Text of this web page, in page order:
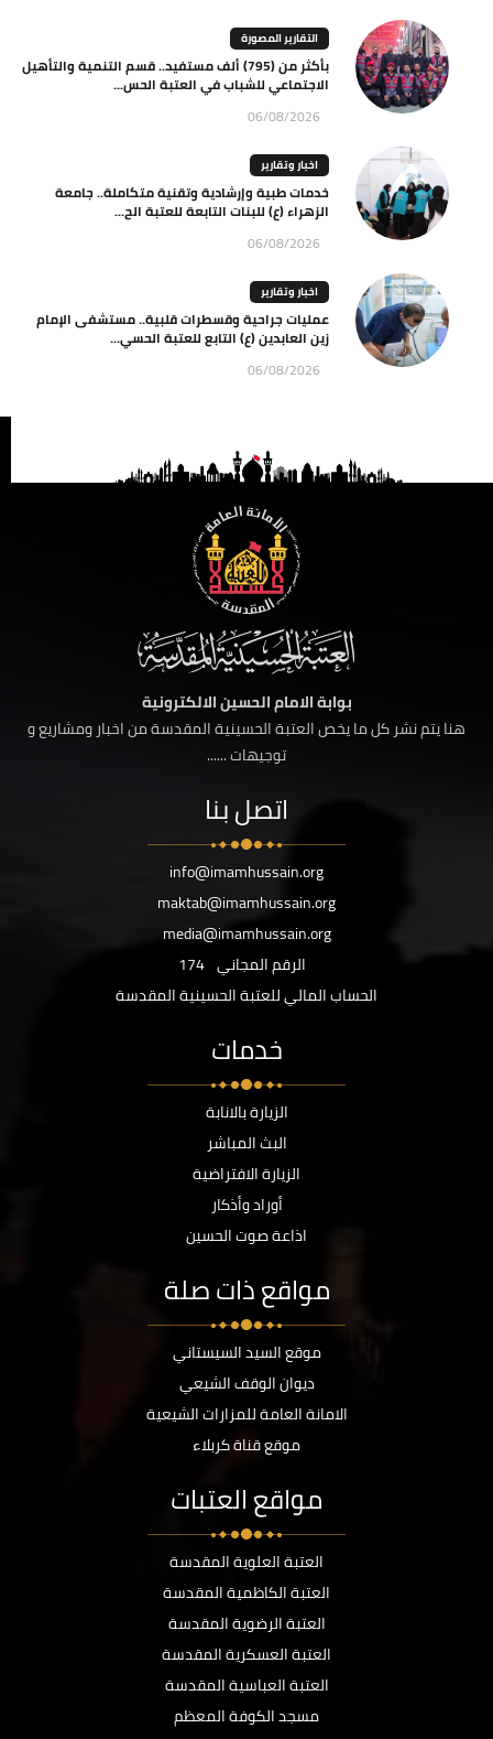
التقارير المصورة
بأكثر من (795) ألف مستفيد.. قسم التنمية والتأهيل
الاجتماعي للشباب في العتبة الحس...
06/08/2026
اخبار وتقارير
خدمات طبية وإرشادية وتقنية متكاملة.. جامعة
الزهراء (ع) للبنات التابعة للعتبة الح...
06/08/2026
اخبار وتقارير
عمليات جراحية وقسطرات قلبية.. مستشفى الإمام
زين العابدين (ع) التابع للعتبة الحسي...
06/08/2026
بوابة الامام الحسين الالكترونية
هنا يتم نشر كل ما يخص العتبة الحسينية المقدسة من اخبار ومشاريع و
توجيهات ......
اتصل بنا
info@imamhussain.org
maktab@imamhussain.org
media@imamhussain.org
الرقم المجاني 174
الحساب المالي للعتبة الحسينية المقدسة
خدمات
الزيارة بالانابة
البث المباشر
الزيارة الافتراضية
أوراد وأذكار
اذاعة صوت الحسين
مواقع ذات صلة
موقع السيد السيستاني
ديوان الوقف الشيعي
الامانة العامة للمزارات الشيعية
موقع قناة كربلاء
مواقع العتبات
العتبة العلوية المقدسة
العتبة الكاظمية المقدسة
العتبة الرضوية المقدسة
العتبة العسكرية المقدسة
العتبة العباسية المقدسة
مسجد الكوفة المعظم